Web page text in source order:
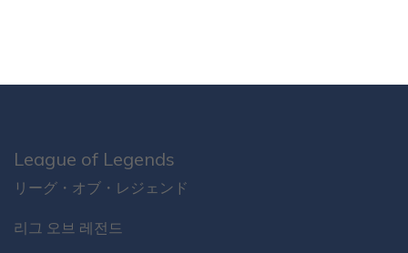
League of Legends
リーグ・オブ・レジェンド
리그 오브 레전드